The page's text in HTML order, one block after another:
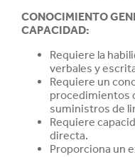
CONOCIMIENTO
CAPACIDAD:
Requiere la
verbales y
Requiere un
procedimientos
suministros de
Requiere
directa.
Proporciona un